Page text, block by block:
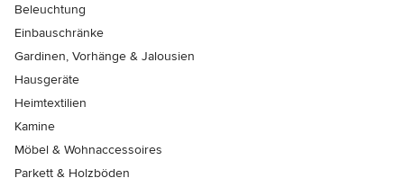
Beleuchtung
Einbauschränke
Gardinen, Vorhänge & Jalousien
Hausgeräte
Heimtextilien
Kamine
Möbel & Wohnaccessoires
Parkett & Holzböden